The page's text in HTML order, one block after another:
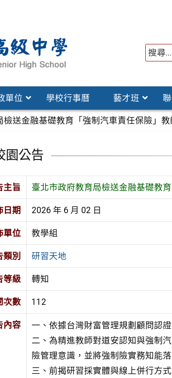
單位 學校行事曆 藝才班
檢送金融基礎教育「強制汽車責任保險」
園公告
主旨 臺北市政府教育局檢送金融基礎教
日期 2026 年 6 月 02 日
單位 教學組
類別 研習天地
等級 轉知
次數 112
內容
一、依據台灣財富管理規劃顧問認
二、為精進教師對道安認知與強制
險管理意識，並將強制險實務知能
三、前揭研習採實體與線上併行方